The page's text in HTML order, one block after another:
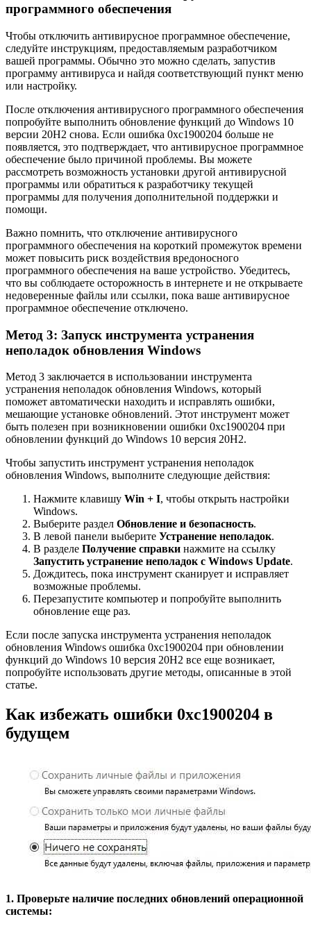
программного обеспечения
Чтобы отключить антивирусное программное обеспечение,
следуйте инструкциям, предоставляемым разработчиком
вашей программы. Обычно это можно сделать, запустив
программу антивируса и найдя соответствующий пункт меню
или настройку.
После отключения антивирусного программного обеспечения
попробуйте выполнить обновление функций до Windows 10
версии 20H2 снова. Если ошибка 0xc1900204 больше не
появляется, это подтверждает, что антивирусное программное
обеспечение было причиной проблемы. Вы можете
рассмотреть возможность установки другой антивирусной
программы или обратиться к разработчику текущей
программы для получения дополнительной поддержки и
помощи.
Важно помнить, что отключение антивирусного
программного обеспечения на короткий промежуток времени
может повысить риск воздействия вредоносного
программного обеспечения на ваше устройство. Убедитесь,
что вы соблюдаете осторожность в интернете и не открываете
недоверенные файлы или ссылки, пока ваше антивирусное
программное обеспечение отключено.
Метод 3: Запуск инструмента устранения
неполадок обновления Windows
Метод 3 заключается в использовании инструмента
устранения неполадок обновления Windows, который
поможет автоматически находить и исправлять ошибки,
мешающие установке обновлений. Этот инструмент может
быть полезен при возникновении ошибки 0xc1900204 при
обновлении функций до Windows 10 версия 20H2.
Чтобы запустить инструмент устранения неполадок
обновления Windows, выполните следующие действия:
Нажмите клавишу Win + I, чтобы открыть настройки
Windows.
Выберите раздел Обновление и безопасность.
В левой панели выберите Устранение неполадок.
В разделе Получение справки нажмите на ссылку
Запустить устранение неполадок с Windows Update.
Дождитесь, пока инструмент сканирует и исправляет
возможные проблемы.
Перезапустите компьютер и попробуйте выполнить
обновление еще раз.
Если после запуска инструмента устранения неполадок
обновления Windows ошибка 0xc1900204 при обновлении
функций до Windows 10 версия 20H2 все еще возникает,
попробуйте использовать другие методы, описанные в этой
статье.
Как избежать ошибки 0xc1900204 в
будущем
1. Проверьте наличие последних обновлений операционной
системы: